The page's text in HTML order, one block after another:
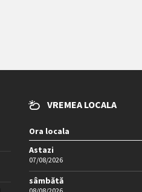
VREMEA LOCALA
Ora locala
Astazi
07/08/2026
sâmbătă